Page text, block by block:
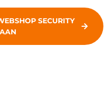
SECURITY